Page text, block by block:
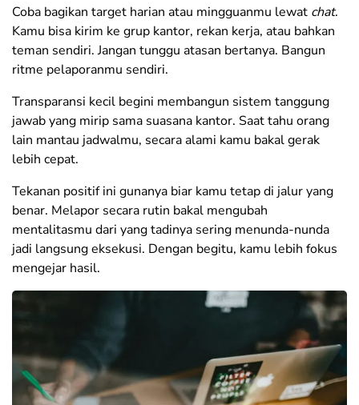
Coba bagikan target harian atau mingguanmu lewat chat.
Kamu bisa kirim ke grup kantor, rekan kerja, atau bahkan
teman sendiri. Jangan tunggu atasan bertanya. Bangun
ritme pelaporanmu sendiri.
Transparansi kecil begini membangun sistem tanggung
jawab yang mirip sama suasana kantor. Saat tahu orang
lain mantau jadwalmu, secara alami kamu bakal gerak
lebih cepat.
Tekanan positif ini gunanya biar kamu tetap di jalur yang
benar. Melapor secara rutin bakal mengubah
mentalitasmu dari yang tadinya sering menunda-nunda
jadi langsung eksekusi. Dengan begitu, kamu lebih fokus
mengejar hasil.